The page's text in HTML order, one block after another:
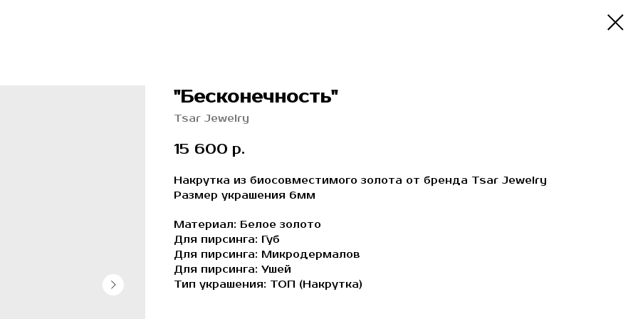
"Бесконечность"
Tsar Jewelry
15 600 р.
Накрутка из биосовместимого золота от бренда Tsar Jewelry
Размер украшения 6мм
Материал: Белое золото
Для пирсинга: Губ
Для пирсинга: Микродермалов
Для пирсинга: Ушей
Тип украшения: ТОП (Накрутка)